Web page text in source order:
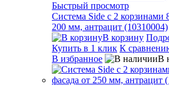
Быстрый просмотр
Система Side с 2 корзинами
200 мм, антрацит (10310004)
В корзину
Купить в 1 клик К
В избранное
В